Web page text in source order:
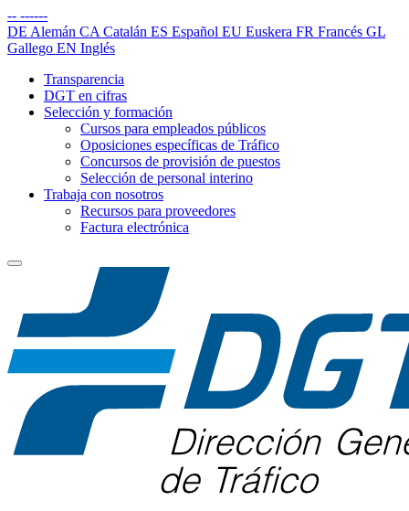
-- ------
DE Alemán CA Catalán ES Español EU Euskera FR Francés GL
Gallego EN Inglés
Transparencia
DGT en cifras
Selección y formación
Cursos para empleados públicos
Oposiciones específicas de Tráfico
Concursos de provisión de puestos
Selección de personal interino
Trabaja con nosotros
Recursos para proveedores
Factura electrónica